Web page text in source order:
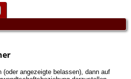
(oder angezeigte belassen), dann auf